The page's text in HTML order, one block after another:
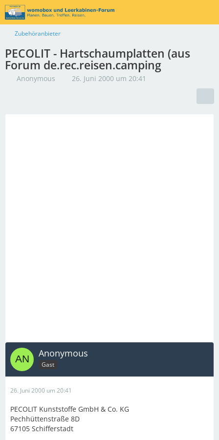
Zubehöranbieter
PECOLIT - Hartschaumplatten (aus
Forum de.rec.reisen.camping
Anonymous 26. Juni 2000 um 20:41
Anonymous
Gast
26. Juni 2000 um 20:41
PECOLIT Kunststoffe GmbH & Co. KG
Pechhüttenstraße 8D
67105 Schifferstadt